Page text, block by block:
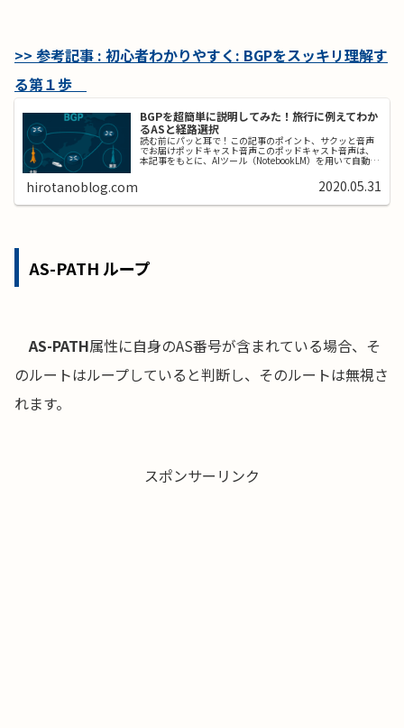
>> 参考記事 : 初心者わかりやすく: BGPをスッキリ理解す
る第１歩
BGPを超簡単に説明してみた！旅行に例えてわか
るASと経路選択
読む前にパッと耳で！この記事のポイント、サクッと音声
でお届けポッドキャスト音声このポッドキャスト音声は、
本記事をもとに、AIツール（NotebookLM）を用いて自動生
成したものです。発音や言い回しに不自然な点や、内容に
hirotanoblog.com 2020.05.31
AS-PATH ループ
AS-PATH属性に自身のAS番号が含まれている場合、そ
のルートはループしていると判断し、そのルートは無視さ
れます。
スポンサーリンク